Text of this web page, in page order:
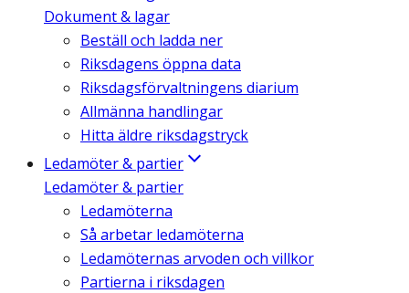
Dokument & lagar
Beställ och ladda ner
Riksdagens öppna data
Riksdagsförvaltningens diarium
Allmänna handlingar
Hitta äldre riksdagstryck
Ledamöter & partier
Ledamöter & partier
Ledamöterna
Så arbetar ledamöterna
Ledamöternas arvoden och villkor
Partierna i riksdagen